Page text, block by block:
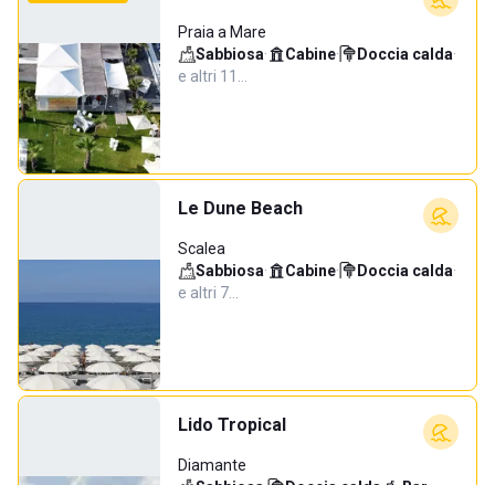
Praia a Mare
Sabbiosa· Cabine· Doccia calda·
e altri 11…
Le Dune Beach
Scalea
Sabbiosa· Cabine· Doccia calda·
e altri 7…
Lido Tropical
Diamante